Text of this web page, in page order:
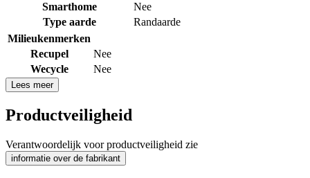
Smarthome
Nee
Type aarde
Randaarde
Milieukenmerken
Recupel
Nee
Wecycle
Nee
Lees meer
Productveiligheid
Verantwoordelijk voor productveiligheid zie
informatie over de fabrikant